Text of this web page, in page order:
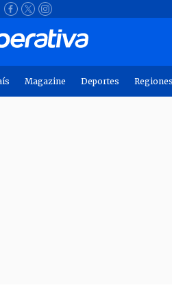
Magazine Deportes Regiones